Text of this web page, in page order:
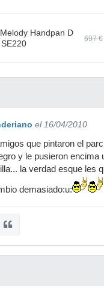
Handpan D
697 €
el 16/04/2010
que pintaron el
y le pusieron encima
la verdad esque les
demasiado:u: